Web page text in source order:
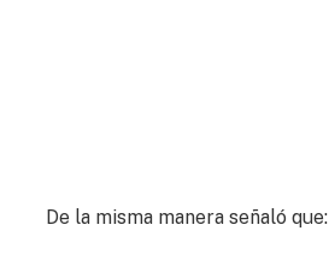
De la misma manera señaló que: